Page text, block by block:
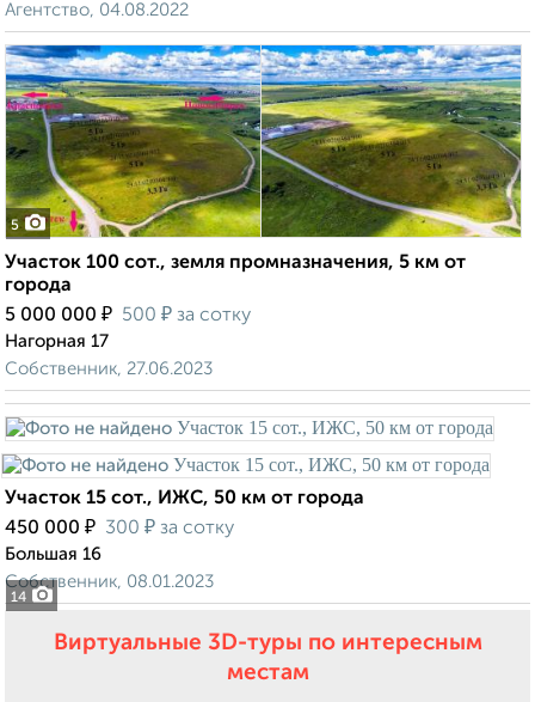
Агентство, 04.08.2022
5
Участок 100 сот., земля промназначения, 5 км от
города
5 000 000 ₽ 500 ₽ за сотку
Нагорная 17
Собственник, 27.06.2023
14
Участок 15 сот., ИЖС, 50 км от города
450 000 ₽ 300 ₽ за сотку
Большая 16
Собственник, 08.01.2023
Виртуальные 3D-туры по интересным
местам